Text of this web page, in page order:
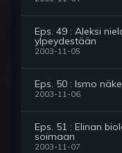
Eps. 49 : Aleksi
ylpeydestään
2003-11-05
Eps. 50 : Ismo
2003-11-06
Eps. 51 : Elinan
soimaan
2003-11-07